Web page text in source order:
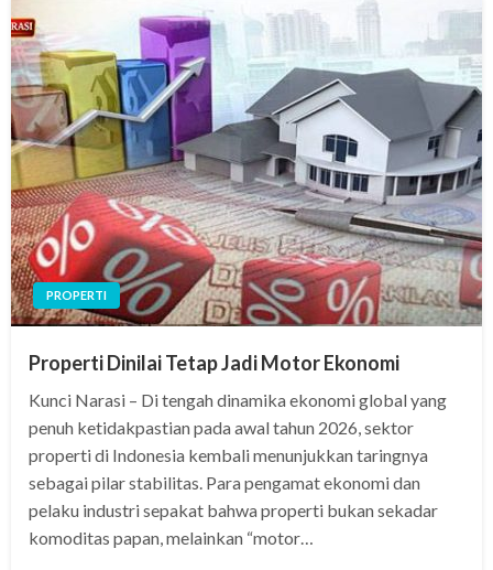
PROPERTI
Properti Dinilai Tetap Jadi Motor Ekonomi
Kunci Narasi – Di tengah dinamika ekonomi global yang
penuh ketidakpastian pada awal tahun 2026, sektor
properti di Indonesia kembali menunjukkan taringnya
sebagai pilar stabilitas. Para pengamat ekonomi dan
pelaku industri sepakat bahwa properti bukan sekadar
komoditas papan, melainkan “motor…